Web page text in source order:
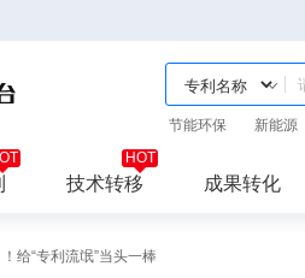
节能环保 新能源
技术转移 成果转化
给“专利流氓”当头一棒